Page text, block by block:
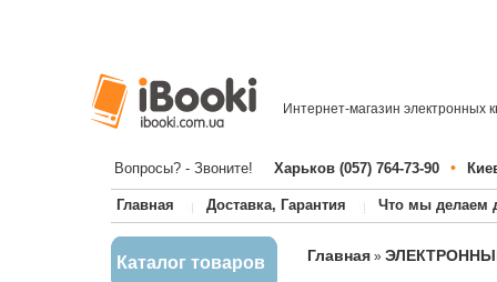
Интернет-магазин электронных
Вопросы? - Звоните! Харьков (057) 764-73-90 •
Главная Доставка, Гарантия Что мы делаем
Главная »
Каталог товаров